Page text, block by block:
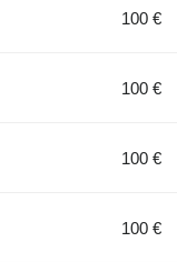
100 €
100 €
100 €
100 €